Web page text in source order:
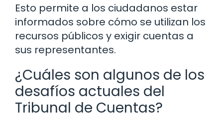
Esto permite a los ciudadanos estar
informados sobre cómo se utilizan los
recursos públicos y exigir cuentas a
sus representantes.
¿Cuáles son algunos de los
desafíos actuales del
Tribunal de Cuentas?